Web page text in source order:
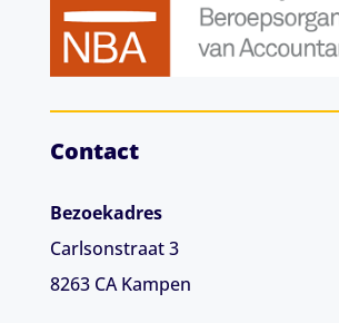
Contact
Bezoekadres
Carlsonstraat 3
8263 CA Kampen